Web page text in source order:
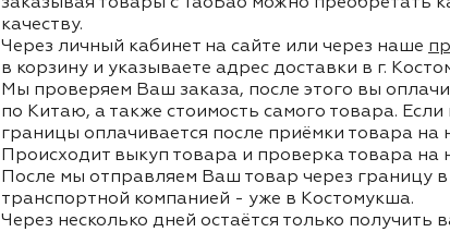
качеству.
Через личный кабинет на сайте или через наше
в корзину и указываете адрес доставки в г.
Мы проверяем Ваш заказа, после этого вы
по Китаю, а также стоимость самого товара. Если
границы оплачивается после приёмки товара на
Происходит выкуп товара и проверка товара
После мы отправляем Ваш товар через границу
транспортной компанией - уже в Костомукша.
Через несколько дней остаётся только получить